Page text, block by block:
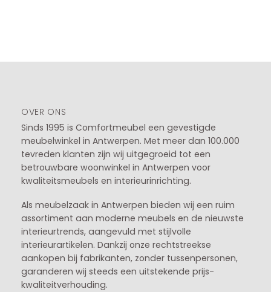
OVER ONS
Sinds 1995 is Comfortmeubel een gevestigde
meubelwinkel in Antwerpen. Met meer dan 100.000
tevreden klanten zijn wij uitgegroeid tot een
betrouwbare woonwinkel in Antwerpen voor
kwaliteitsmeubels en interieurinrichting.
Als meubelzaak in Antwerpen bieden wij een ruim
assortiment aan moderne meubels en de nieuwste
interieurtrends, aangevuld met stijlvolle
interieurartikelen. Dankzij onze rechtstreekse
aankopen bij fabrikanten, zonder tussenpersonen,
garanderen wij steeds een uitstekende prijs-
kwaliteitverhouding.